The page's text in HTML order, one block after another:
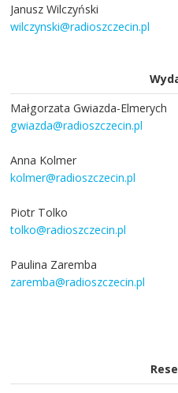
Janusz Wilczyński
wilczynski@radioszczecin.pl
Małgorzata Gwiazda-Elmerych
gwiazda@radioszczecin.pl
Anna Kolmer
kolmer@radioszczecin.pl
Piotr Tolko
tolko@radioszczecin.pl
Paulina Zaremba
zaremba@radioszczecin.pl